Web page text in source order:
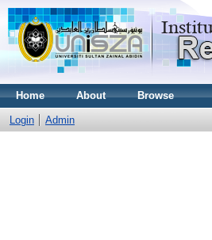
Home About Browse
Login Admin